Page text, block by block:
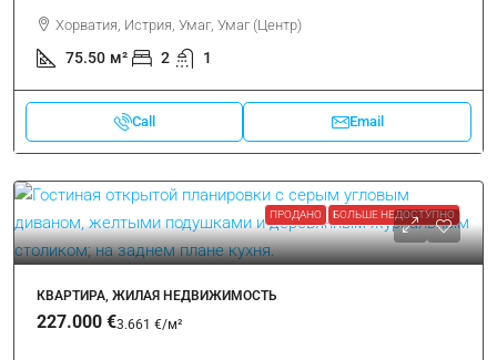
Хорватия, Истрия, Умаг, Умаг (Центр)
75.50 м² 2 1
Call Email
ПРОДАНО БОЛЬШЕ НЕДОСТУПНО
КВАРТИРА, ЖИЛАЯ НЕДВИЖИМОСТЬ
227.000 €3.661 €/м²